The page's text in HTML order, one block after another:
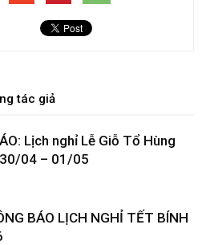
tác giả
Lịch nghỉ Lễ Giỗ Tổ Hùng
04 – 01/05
BÁO LỊCH NGHỈ TẾT BÍNH